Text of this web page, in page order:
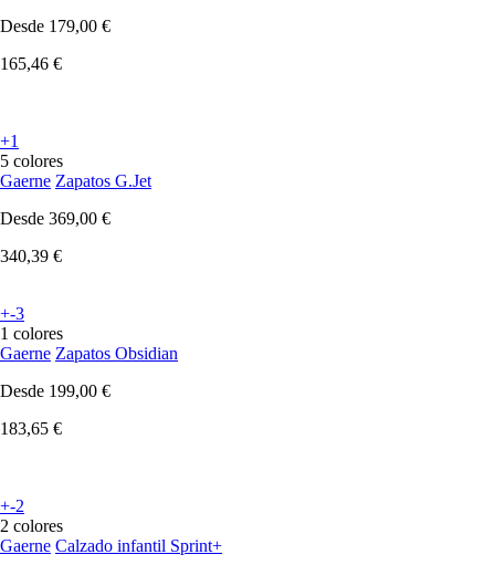
Desde 179,00 €
165,46 €
+1
5 colores
Gaerne Zapatos G.Jet
Desde 369,00 €
340,39 €
+-3
1 colores
Gaerne Zapatos Obsidian
Desde 199,00 €
183,65 €
+-2
2 colores
Gaerne Calzado infantil Sprint+